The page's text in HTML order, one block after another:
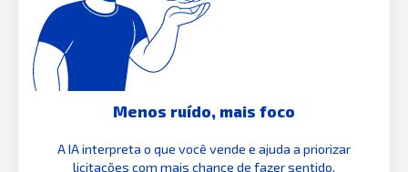
Menos ruído, mais foco
A IA interpreta o que você vende e ajuda a priorizar
licitações com mais chance de fazer sentido.